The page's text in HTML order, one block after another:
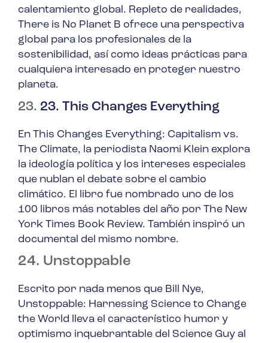
calentamiento global. Repleto de realidades,
There is No Planet B ofrece una perspectiva
global para los profesionales de la
sostenibilidad, así como ideas prácticas para
cualquiera interesado en proteger nuestro
planeta.
23. 23. This Changes Everything
En This Changes Everything: Capitalism vs.
The Climate, la periodista Naomi Klein explora
la ideología política y los intereses especiales
que nublan el debate sobre el cambio
climático. El libro fue nombrado uno de los
100 libros más notables del año por The New
York Times Book Review. También inspiró un
documental del mismo nombre.
24. Unstoppable
Escrito por nada menos que Bill Nye,
Unstoppable: Harnessing Science to Change
the World lleva el característico humor y
optimismo inquebrantable del Science Guy al